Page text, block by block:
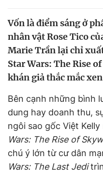
Sản phẩm khác
Tiện ích
Thông tin tòa soạn
Đọc Thanh Niên trên
Vốn là điểm sáng ở
nhân vật Rose Tico
Marie Trần lại chỉ
Star Wars: The Rise
khán giả thắc mắc
Bên cạnh những bình
dung hay doanh thu,
ngôi sao gốc Việt
Wars: The Rise of
chú ý lớn từ cư dân
Wars: The Last Jedi